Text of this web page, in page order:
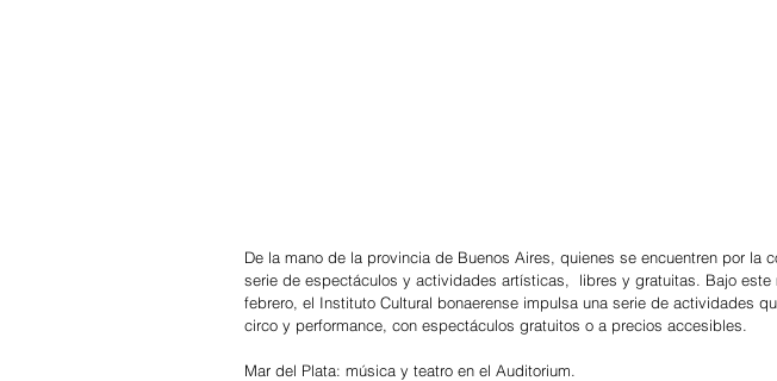
De la mano de la provincia de Buenos Aires, quienes se encuentren por la
serie de espectáculos y actividades artísticas,  libres y gratuitas. Bajo
febrero, el Instituto Cultural bonaerense impulsa una serie de actividades
circo y performance, con espectáculos gratuitos o a precios accesibles.
Mar del Plata: música y teatro en el Auditorium.